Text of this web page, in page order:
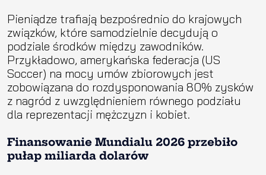
Pieniądze trafiają bezpośrednio do krajowych
związków, które samodzielnie decydują o
podziale środków między zawodników.
Przykładowo, amerykańska federacja (US
Soccer) na mocy umów zbiorowych jest
zobowiązana do rozdysponowania 80% zysków
z nagród z uwzględnieniem równego podziału
dla reprezentacji mężczyzn i kobiet.
Finansowanie Mundialu 2026 przebiło
pułap miliarda dolarów